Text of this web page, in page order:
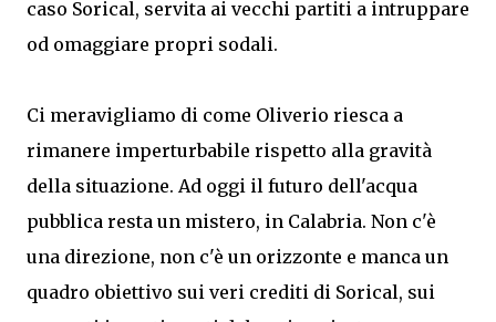
caso Sorical, servita ai vecchi partiti a intruppare
od omaggiare propri sodali.
Ci meravigliamo di come Oliverio riesca a
rimanere imperturbabile rispetto alla gravità
della situazione. Ad oggi il futuro dell'acqua
pubblica resta un mistero, in Calabria. Non c'è
una direzione, non c'è un orizzonte e manca un
quadro obiettivo sui veri crediti di Sorical, sui